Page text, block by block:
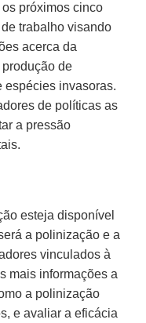
próximos cinco
trabalho visando
acerca da
de
espécies invasoras.
de políticas as
a pressão
esteja disponível
a polinização e a
vinculados à
mais informações a
a polinização
e avaliar a eficácia